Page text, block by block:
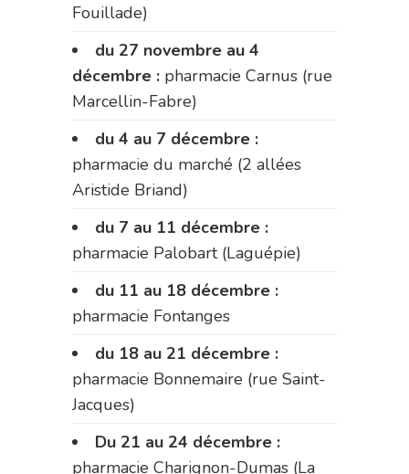
Fouillade)
du 27 novembre au 4
décembre : pharmacie Carnus (rue
Marcellin-Fabre)
du 4 au 7 décembre :
pharmacie du marché (2 allées
Aristide Briand)
du 7 au 11 décembre :
pharmacie Palobart (Laguépie)
du 11 au 18 décembre :
pharmacie Fontanges
du 18 au 21 décembre :
pharmacie Bonnemaire (rue Saint-
Jacques)
Du 21 au 24 décembre :
pharmacie Charignon-Dumas (La